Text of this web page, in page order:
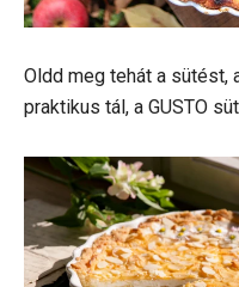
Oldd meg tehát a sütést,
praktikus tál, a GUSTO